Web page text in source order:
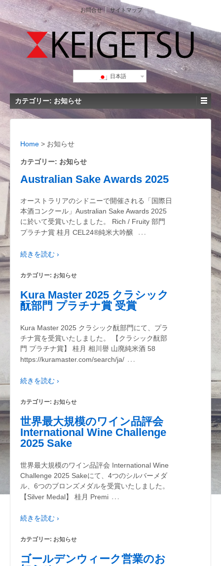
お問合せ サイトマップ
日本語
カテゴリー: お知らせ
Home > お知らせ
カテゴリー: お知らせ
Australian Sake Awards 2025
オーストラリアのシドニーで開催される「国際日
本酒コンクール」Australian Sake Awards 2025
に於いて受賞いたしました。 Rich / Fruity 部門
プラチナ賞 桂月 CEL24®純米大吟醸
…
続きを読む ›
カテゴリー: お知らせ
Kura Master 2025 クラシック
酛部門 プラチナ賞 受賞
Kura Master 2025 クラシック酛部門にて、プラ
チナ賞を受賞いたしました。 【クラシック酛部
門 プラチナ賞】 桂月 相川譽 山廃純米酒 58
https://kuramaster.com/search/ja/ …
続きを読む ›
カテゴリー: お知らせ
世界最大規模のワイン品評会
International Wine Challenge
2025 Sake
世界最大規模のワイン品評会 International Wine
Challenge 2025 Sakeにて、4つのシルバーメダ
ル、6つのブロンズメダルを受賞いたしました。
【Silver Medal】 桂月 Premi …
続きを読む ›
カテゴリー: お知らせ
ゴールデンウィーク営業のお